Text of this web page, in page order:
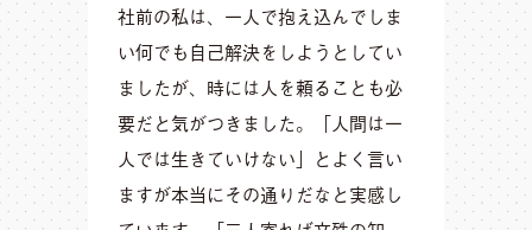
社前の私は、一人で抱え込んでしま
い何でも自己解決をしようとしてい
ましたが、時には人を頼ることも必
要だと気がつきました。「人間は一
人では生きていけない」とよく言い
ますが本当にその通りだなと実感し